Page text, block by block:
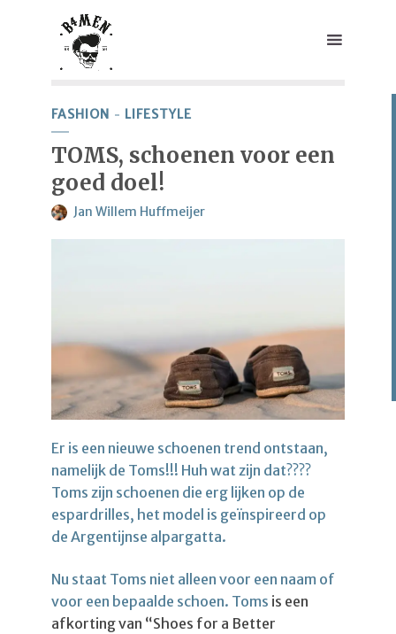
FASHION LIFESTYLE
TOMS, schoenen voor een
goed doel!
Jan Willem Huffmeijer
Er is een nieuwe schoenen trend ontstaan,
namelijk de Toms!!! Huh wat zijn dat????
Toms zijn schoenen die erg lijken op de
espardrilles, het model is geïnspireerd op
de Argentijnse alpargatta.
Nu staat Toms niet alleen voor een naam of
voor een bepaalde schoen. Toms is een
afkorting van “Shoes for a Better